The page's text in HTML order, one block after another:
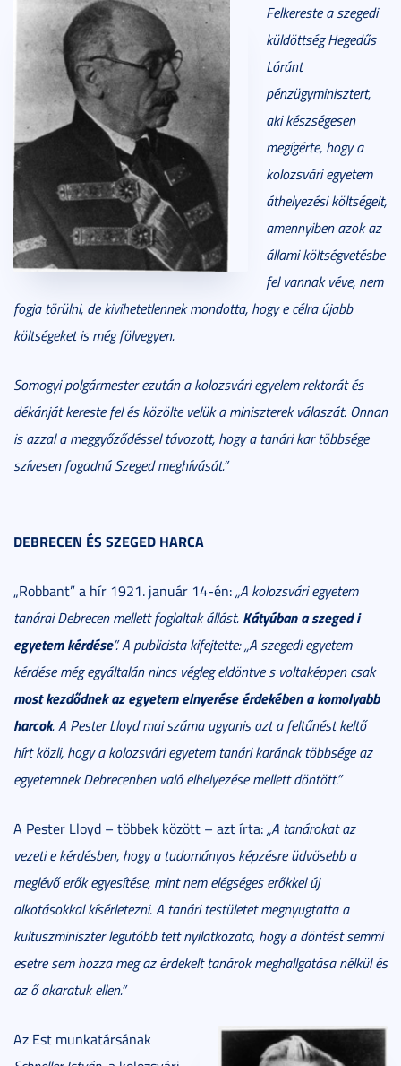
Felkereste a szegedi
küldöttség Hegedűs
Lóránt
pénzügyminisztert,
aki készségesen
megígérte, hogy a
kolozsvári egyetem
áthelyezési költségeit,
amennyiben azok az
állami költségvetésbe
fel vannak véve, nem
fogja törülni, de kivihetetlennek mondotta, hogy e célra újabb
költségeket is még fölvegyen.
Somogyi polgármester ezután a kolozsvári egyelem rektorát és
dékánját kereste fel és közölte velük a miniszterek válaszát. Onnan
is azzal a meggyőződéssel távozott, hogy a tanári kar többsége
szívesen fogadná Szeged meghívását.”
DEBRECEN ÉS SZEGED HARCA
„Robbant” a hír 1921. január 14-én:„A kolozsvári egyetem
tanárai Debrecen mellett foglaltak állást. Kátyúban a szeged i
egyetem kérdése”. A publicista kifejtette: „A szegedi egyetem
kérdése még egyáltalán nincs végleg eldöntve s voltaképpen csak
most kezdődnek az egyetem elnyerése érdekében a komolyabb
harcok. A Pester Lloyd mai száma ugyanis azt a feltűnést keltő
hírt közli, hogy a kolozsvári egyetem tanári karának többsége az
egyetemnek Debrecenben való elhelyezése mellett döntött.”
A Pester Lloyd – többek között – azt írta:„A tanárokat az
vezeti e kérdésben, hogy a tudományos képzésre üdvösebb a
meglévő erők egyesítése, mint nem elégséges erőkkel új
alkotásokkal kísérletezni. A tanári testületet megnyugtatta a
kultuszminiszter legutóbb tett nyilatkozata, hogy a döntést semmi
esetre sem hozza meg az érdekelt tanárok meghallgatása nélkül és
az ő akaratuk ellen.”
Az Est munkatársának